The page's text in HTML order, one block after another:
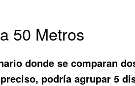
50 Metros
donde se comparan
podría agrupar 5